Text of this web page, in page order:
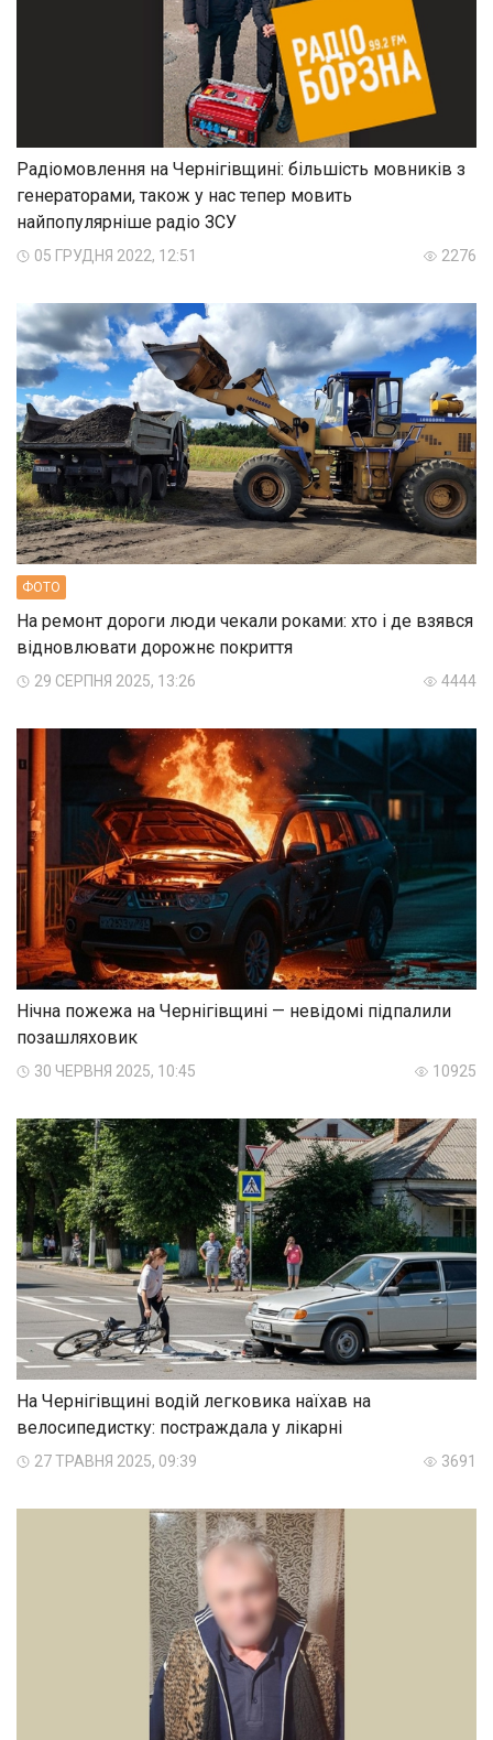
Радіомовлення на Чернігівщині: більшість мовників з
генераторами, також у нас тепер мовить
найпопулярніше радіо ЗСУ
05 ГРУДНЯ 2022, 12:51 2276
ФОТО
На ремонт дороги люди чекали роками: хто і де взявся
відновлювати дорожнє покриття
29 СЕРПНЯ 2025, 13:26 4444
Нічна пожежа на Чернігівщині — невідомі підпалили
позашляховик
30 ЧЕРВНЯ 2025, 10:45 10925
На Чернігівщині водій легковика наїхав на
велосипедистку: постраждала у лікарні
27 ТРАВНЯ 2025, 09:39 3691